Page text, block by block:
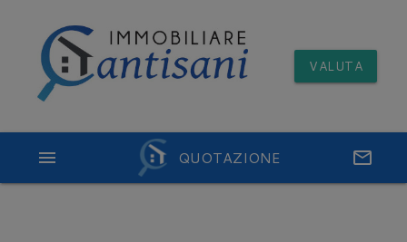
VALUTA
QUOTAZIONE email
menu